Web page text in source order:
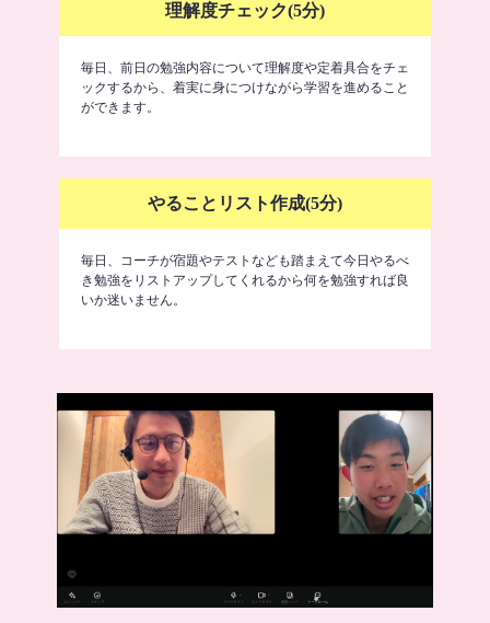
理解度チェック(5分)
毎日、前日の勉強内容について理解度や定着具合をチェ
ックするから、着実に身につけながら学習を進めること
ができます。
やることリスト作成(5分)
毎日、コーチが宿題やテストなども踏まえて今日やるべ
き勉強をリストアップしてくれるから何を勉強すれば良
いか迷いません。